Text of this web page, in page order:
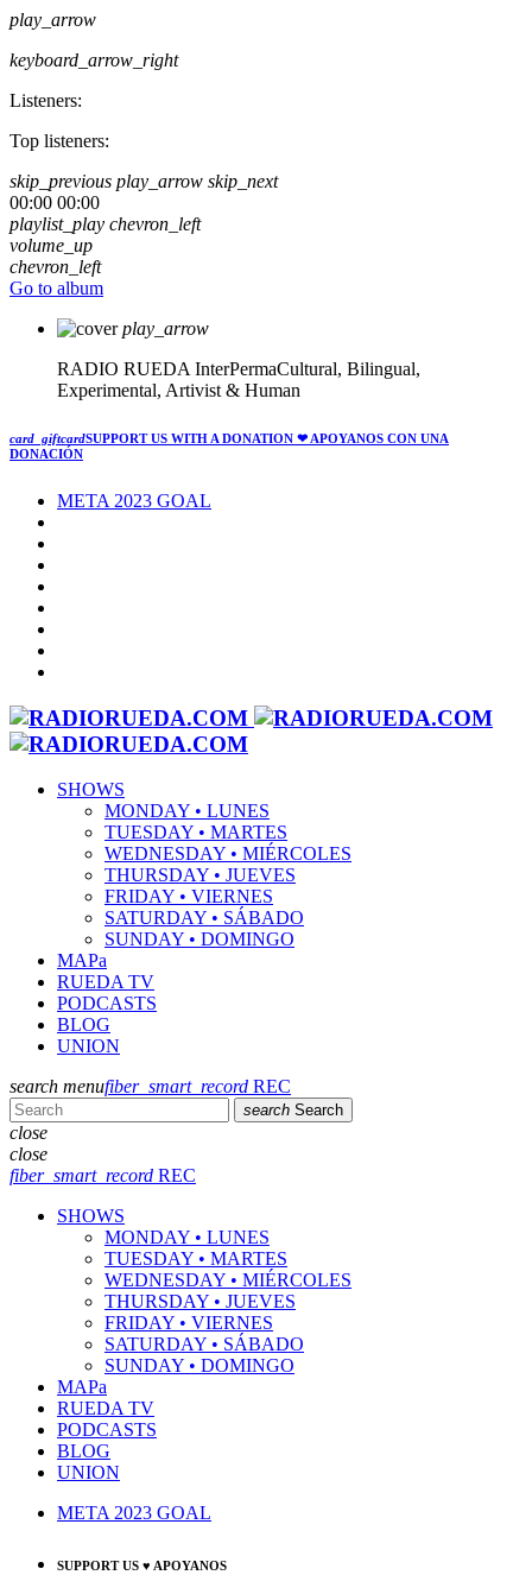
play_arrow
keyboard_arrow_right
Listeners:
Top listeners:
skip_previous play_arrow skip_next
00:00 00:00
playlist_play chevron_left
volume_up
chevron_left
Go to album
play_arrow
RADIO RUEDA InterPermaCultural, Bilingual,
Experimental, Artivist & Human
card_giftcardSUPPORT US WITH A DONATION ❤ APOYANOS CON UNA
DONACIÓN
META 2023 GOAL
SHOWS
MONDAY • LUNES
TUESDAY • MARTES
WEDNESDAY • MIÉRCOLES
THURSDAY • JUEVES
FRIDAY • VIERNES
SATURDAY • SÁBADO
SUNDAY • DOMINGO
MAPa
RUEDA TV
PODCASTS
BLOG
UNION
search menufiber_smart_record REC
search Search
close
close
fiber_smart_record REC
SHOWS
MONDAY • LUNES
TUESDAY • MARTES
WEDNESDAY • MIÉRCOLES
THURSDAY • JUEVES
FRIDAY • VIERNES
SATURDAY • SÁBADO
SUNDAY • DOMINGO
MAPa
RUEDA TV
PODCASTS
BLOG
UNION
META 2023 GOAL
SUPPORT US ♥ APOYANOS